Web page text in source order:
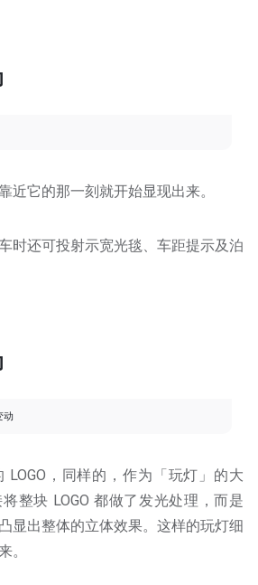
近它的那一刻就开始显现出来。
时还可投射示宽光毯、车距提示及泊
动
LOGO，同样的，作为「玩灯」的大
整块 LOGO 都做了发光处理，而是
显出整体的立体效果。这样的玩灯细
。